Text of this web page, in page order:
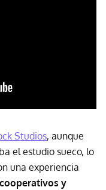
Studios, aunque
el estudio sueco, lo
una experiencia
y